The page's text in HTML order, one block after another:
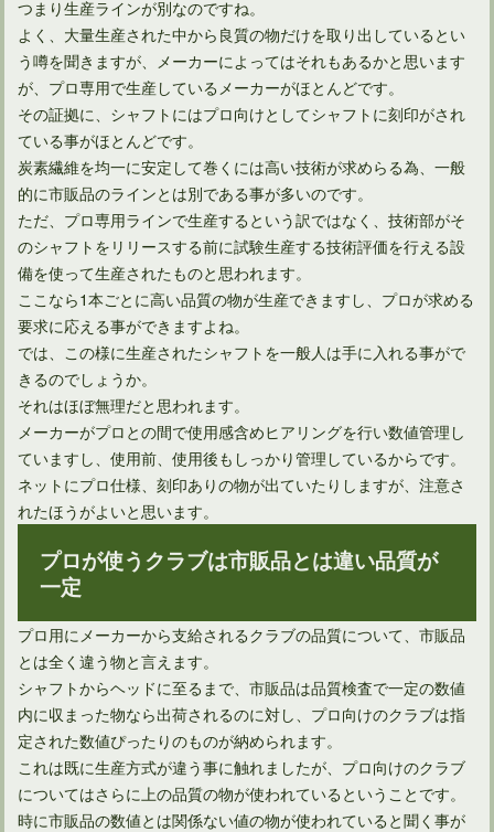
アイアンのスチールシャフトを比較して必要なものが分かる？
ドライバーのロフト角度は9．5度にすれば飛距離が伸びる？
ハイブリッドとユーティリティの種類の違いと今後について
つまり生産ラインが別なのですね。
よく、大量生産された中から良質の物だけを取り出しているとい
う噂を聞きますが、メーカーによってはそれもあるかと思います
が、プロ専用で生産しているメーカーがほとんどです。
その証拠に、シャフトにはプロ向けとしてシャフトに刻印がされ
ている事がほとんどです。
炭素繊維を均一に安定して巻くには高い技術が求めらる為、一般
的に市販品のラインとは別である事が多いのです。
ただ、プロ専用ラインで生産するという訳ではなく、技術部がそ
のシャフトをリリースする前に試験生産する技術評価を行える設
備を使って生産されたものと思われます。
ここなら1本ごとに高い品質の物が生産できますし、プロが求める
要求に応える事ができますよね。
では、この様に生産されたシャフトを一般人は手に入れる事がで
きるのでしょうか。
それはほぼ無理だと思われます。
メーカーがプロとの間で使用感含めヒアリングを行い数値管理し
ていますし、使用前、使用後もしっかり管理しているからです。
ネットにプロ仕様、刻印ありの物が出ていたりしますが、注意さ
れたほうがよいと思います。
プロが使うクラブは市販品とは違い品質が
一定
プロ用にメーカーから支給されるクラブの品質について、市販品
とは全く違う物と言えます。
シャフトからヘッドに至るまで、市販品は品質検査で一定の数値
内に収まった物なら出荷されるのに対し、プロ向けのクラブは指
定された数値ぴったりのものが納められます。
これは既に生産方式が違う事に触れましたが、プロ向けのクラブ
についてはさらに上の品質の物が使われているということです。
時に市販品の数値とは関係ない値の物が使われていると聞く事が